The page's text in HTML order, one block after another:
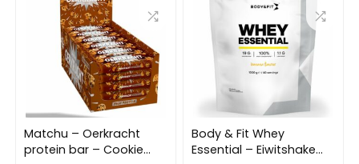
Matchu – Oerkracht
protein bar – Cookie
Body & Fit Whey
Essential – Eiwitshake